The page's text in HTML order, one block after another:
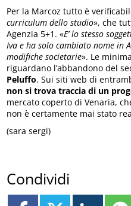
Per la Marcoz tutto è
curriculum dello studio», che
Agenzia 5+1. «E’ lo stesso
Iva e ha solo cambiato nome in
modifiche societarie». Le
riguardano l’abbandono del
Peluffo. Sui siti web di
non si trova traccia di un
mercato coperto di Venaria,
non è certamente mai stato
(sara sergi)
Condividi